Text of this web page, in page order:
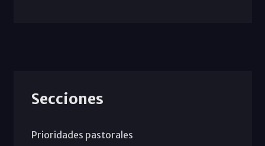
Secciones
Prioridades pastorales